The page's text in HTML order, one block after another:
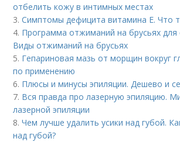
отбелить кожу в интимных местах
3.Симптомы дефицита витамина E. Что
4. Программа отжиманий на брусьях для
Виды отжиманий на брусьях
5. Гепариновая мазь от морщин вокруг
по применению
6. Плюсы и минусы эпиляции. Дешево и
7. Вся правда про лазерную эпиляцию.
лазерной эпиляции
8.Чем лучше удалить усики над губой.
над губой?